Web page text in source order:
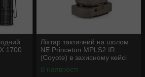
1700
Ліхтар тактичний на шолом
NE Princeton MPLS2 IR
(Coyote) в захисному кейсі
В наявності